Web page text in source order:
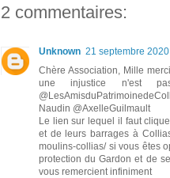
2 commentaires:
Unknown 21 septembre
Chère Association, Mille
une injustice n'est
Naudin @AxelleGuilmault
Le lien sur lequel il faut
et de leurs barrages à
moulins-collias/ si vous êtes
protection du Gardon et de
vous remercient infiniment